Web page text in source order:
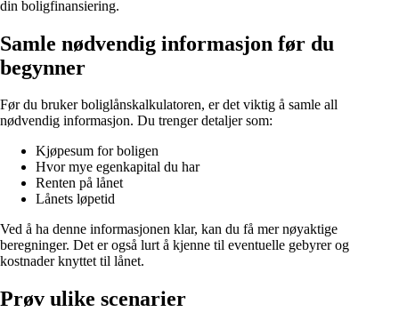
din boligfinansiering.
Samle nødvendig informasjon før du
begynner
Før du bruker boliglånskalkulatoren, er det viktig å samle all
nødvendig informasjon. Du trenger detaljer som:
Kjøpesum for boligen
Hvor mye egenkapital du har
Renten på lånet
Lånets løpetid
Ved å ha denne informasjonen klar, kan du få mer nøyaktige
beregninger. Det er også lurt å kjenne til eventuelle gebyrer og
kostnader knyttet til lånet.
Prøv ulike scenarier